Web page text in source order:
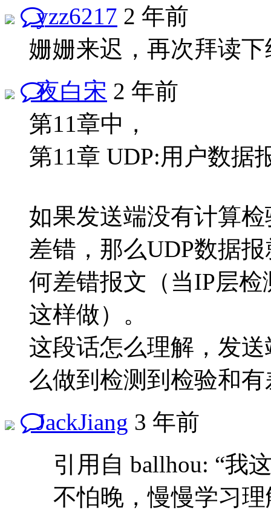
yzz6217 2 年前
姗姗来迟，再次拜读
夜白宋 2 年前
第11章中，
第11章 UDP:用户数据
如果发送端没有计算
差错，那么UDP数据
何差错报文（当IP层
这样做）。
这段话怎么理解，发
么做到检测到检验和
JackJiang 3 年前
引用自 ballhou: “我
不怕晚，慢慢学习理